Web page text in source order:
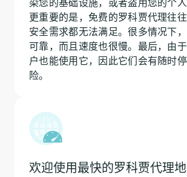
更重要的是，免费的罗科贾代理往
安全需求都无法满足。很多情况下
可靠，而且速度也很慢。最后，由
户也能使用它，因此它们会有随时
险。
欢迎使用最快的罗科贾代理